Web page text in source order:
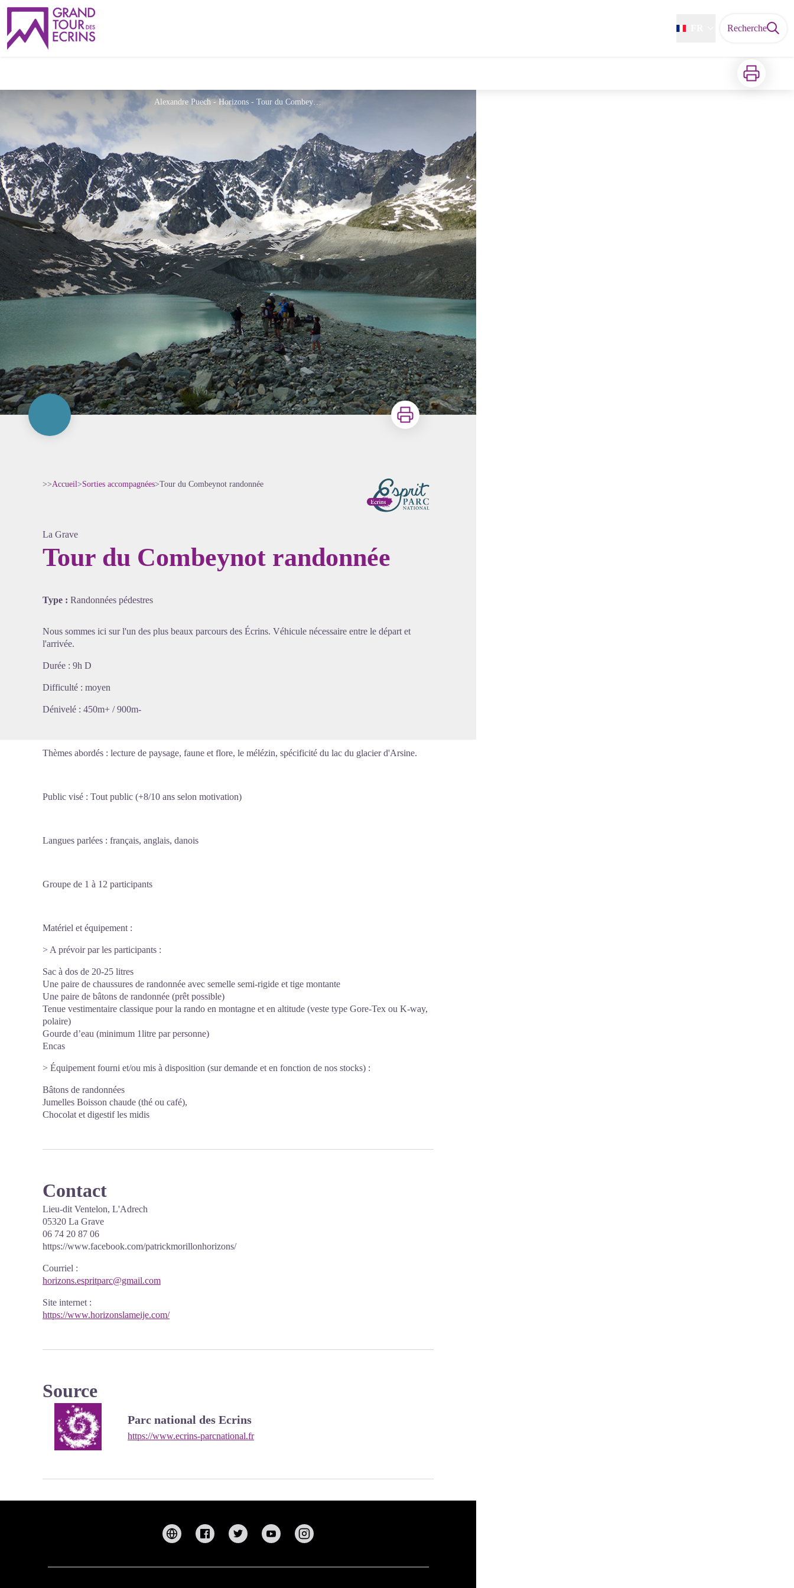
Recherche
Imprimer
Alexandre Puech - Horizons - Tour du Combeynot
Imprimer
>>Accueil>Sorties accompagnées>Tour du Combeynot randonnée
La Grave
Tour du Combeynot randonnée
Type : Randonnées pédestres
Nous sommes ici sur l'un des plus beaux parcours des Écrins. Véhicule nécessaire entre le départ et
l'arrivée.
Durée : 9h D
Difficulté : moyen
Dénivelé : 450m+ / 900m-
Thèmes abordés : lecture de paysage, faune et flore, le mélézin, spécificité du lac du glacier d'Arsine.
Public visé : Tout public (+8/10 ans selon motivation)
Langues parlées : français, anglais, danois
Groupe de 1 à 12 participants
Matériel et équipement :
> A prévoir par les participants :
Sac à dos de 20-25 litres
Une paire de chaussures de randonnée avec semelle semi-rigide et tige montante
Une paire de bâtons de randonnée (prêt possible)
Tenue vestimentaire classique pour la rando en montagne et en altitude (veste type Gore-Tex ou K-way,
polaire)
Gourde d’eau (minimum 1litre par personne)
Encas
> Équipement fourni et/ou mis à disposition (sur demande et en fonction de nos stocks) :
Bâtons de randonnées
Jumelles Boisson chaude (thé ou café),
Chocolat et digestif les midis
Contact
Lieu-dit Ventelon, L'Adrech
05320 La Grave
06 74 20 87 06
https://www.facebook.com/patrickmorillonhorizons/
Courriel :
horizons.espritparc@gmail.com
Site internet :
https://www.horizonslameije.com/
Source
Parc national des Ecrins
https://www.ecrins-parcnational.fr